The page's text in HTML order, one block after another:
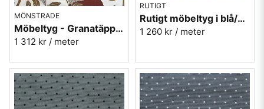
MÖNSTRADE
Möbeltyg - Granatäpple brun - 100% lin
1 312 kr / meter
RUTIGT
Rutigt möbeltyg i blå/vit - Sjöberg nr.52 Berghem
1 260 kr / meter